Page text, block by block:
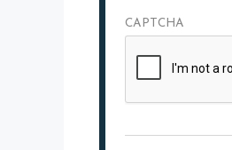
CAPTCHA